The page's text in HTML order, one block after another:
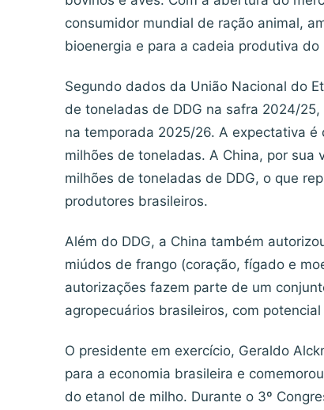
consumidor mundial de ração animal,
bioenergia e para a cadeia produtiva do
Segundo dados da União Nacional do
de toneladas de DDG na safra 2024/
na temporada 2025/26. A expectativa
milhões de toneladas. A China, por
milhões de toneladas de DDG, o que
produtores brasileiros.
Além do DDG, a China também
miúdos de frango (coração, fígado e
autorizações fazem parte de um
agropecuários brasileiros, com
O presidente em exercício, Geraldo
para a economia brasileira e
do etanol de milho. Durante o 3º